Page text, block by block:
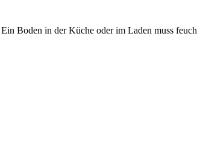
Boden in der Küche oder im Laden muss